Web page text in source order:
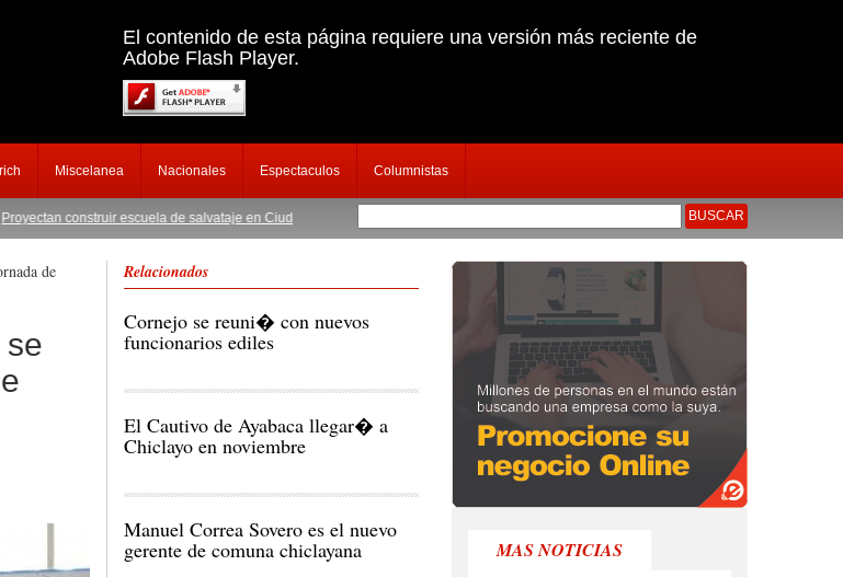
El contenido de esta página requiere una versión más reciente de
Adobe Flash Player.
Miscelanea Nacionales Espectaculos Columnistas
construir escuela de salvataje en Ciudad Eten| Capturan a sujeto que secuestr� y dispar� a empresario chiclayano|Nuevo Jefe policial
de
Relacionados
Cornejo se reuni� con nuevos
funcionarios ediles
El Cautivo de Ayabaca llegar� a
Chiclayo en noviembre
Manuel Correa Sovero es el nuevo
gerente de comuna chiclayana MAS NOTICIAS